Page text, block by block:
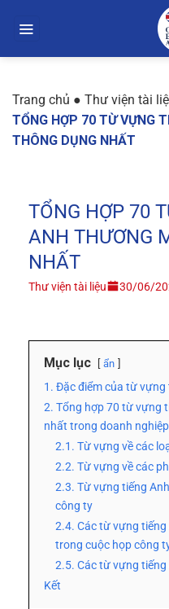
đến
Trang chủ ● Thư viện tài
TỔNG HỢP 70 TỪ VỰNG
THÔNG DỤNG NHẤT
TỔNG HỢP 70
ANH THƯƠNG
NHẤT
Thư viện tài liệu 30/06/
Mục lục ẩn
1. Đặc điểm của từ
2. Tổng hợp 70 từ vựng
nhất trong doanh nghiệp
2.1. Từ vựng về các
2.2. Từ vựng về các
2.3. Từ vựng tiếng
công ty
2.4. Các từ vựng
trong cuộc họp công
2.5. Các từ vựng
Kết